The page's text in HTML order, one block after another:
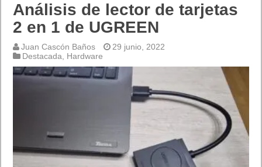
Análisis de lector de tarjetas
2 en 1 de UGREEN
Juan Cascón Baños
29 junio, 2022
Destacada
Hardware